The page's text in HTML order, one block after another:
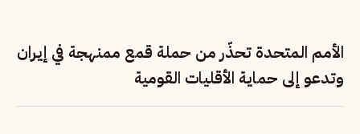
الأمم المتحدة تحذّر من حملة قمع ممنهجة في إيران
وتدعو إلى حماية الأقليات القومية